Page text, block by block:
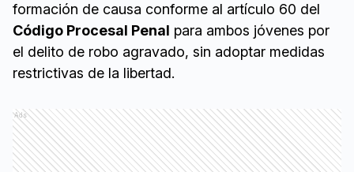
formación de causa conforme al artículo 60 del
Código Procesal Penal para ambos jóvenes por
el delito de robo agravado, sin adoptar medidas
restrictivas de la libertad.
Ads